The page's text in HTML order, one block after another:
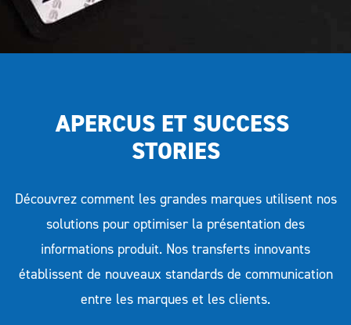
APERCUS ET SUCCESS
STORIES
Découvrez comment les grandes marques utilisent nos
solutions pour optimiser la présentation des
informations produit. Nos transferts innovants
établissent de nouveaux standards de communication
entre les marques et les clients.